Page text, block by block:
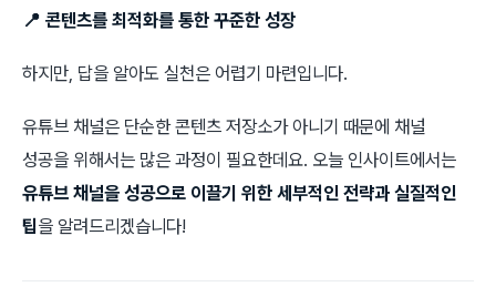
📍 콘텐츠를 최적화를 통한 꾸준한 성장
하지만, 답을 알아도 실천은 어렵기 마련입니다.
유튜브 채널은 단순한 콘텐츠 저장소가 아니기 때문에 채널
성공을 위해서는 많은 과정이 필요한데요. 오늘 인사이트에서는
유튜브 채널을 성공으로 이끌기 위한 세부적인 전략과 실질적인
팁 을 알려드리겠습니다!